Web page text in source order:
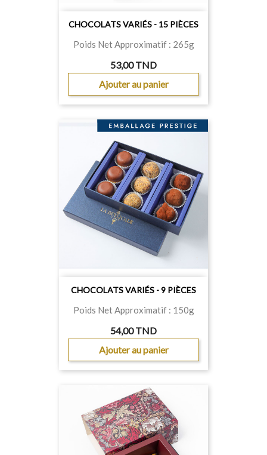
CHOCOLATS VARIÉS - 15 PIÈCES
Poids Net Approximatif : 265g
53,00 TND
Ajouter au panier
CHOCOLATS VARIÉS - 9 PIÈCES
Poids Net Approximatif : 150g
54,00 TND
Ajouter au panier